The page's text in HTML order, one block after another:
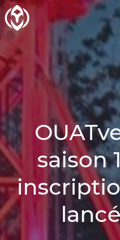
au
saison